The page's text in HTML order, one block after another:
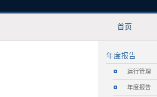
首页
年度报告
运行管理
年度报告